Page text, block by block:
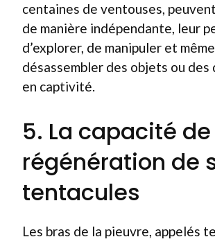
centaines de ventouses,
de manière indépendante, leur
d’explorer, de manipuler et
désassembler des objets ou
en captivité.
5. La capacité de
régénération de
tentacules
Les bras de la pieuvre, appelés